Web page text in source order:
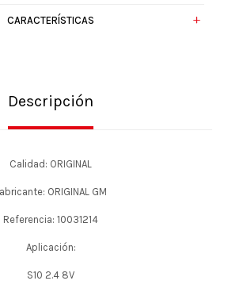
CARACTERÍSTICAS
Descripción
Calidad: ORIGINAL
ORIGINAL GM
Referencia: 10031214
Aplicación:
S10 2.4 8V